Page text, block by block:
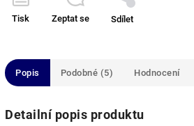
Tisk Zeptat se Sdílet
Popis Podobné (5) Hodnocení
Detailní popis produktu